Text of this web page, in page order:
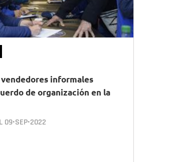
vendedores informales
de organización en la
09•SEP•2022